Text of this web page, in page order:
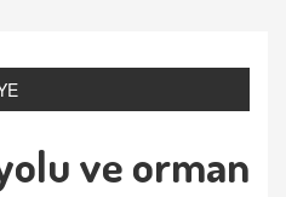
ve orman